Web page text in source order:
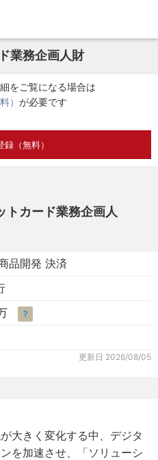
業務企画人財
をご覧になる場合は
） が必要です
（無料）
トカード業務企画人
品開発 決済
？
更新日 2026/08/05
大きく変化する中、デジタ
を加速させ、「ソリューシ